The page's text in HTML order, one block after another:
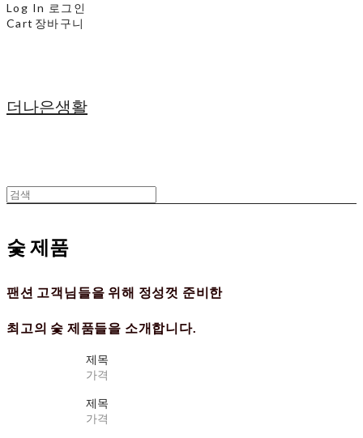
Log In 로그인
Cart 장바구니
더나은생활
숯 제품
팬션 고객님들을 위해 정성껏 준비한
최고의 숯 제품들을 소개합니다.
제목
가격
제목
가격